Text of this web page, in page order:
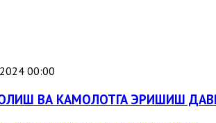
00:00
ВА КАМОЛОТГА ЭРИШИШ